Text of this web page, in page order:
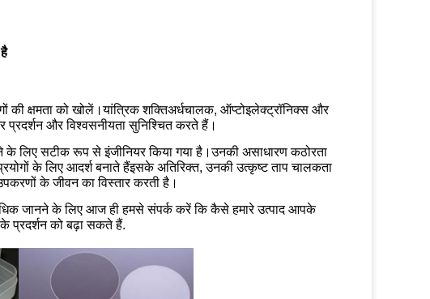
क्षमता को खोलें।यांत्रिक शक्तिअर्धचालक, ऑप्टोइलेक्ट्रॉनिक्स और
प्रदर्शन और विश्वसनीयता सुनिश्चित करते हैं।
के लिए सटीक रूप से इंजीनियर किया गया है।उनकी असाधारण कठोरता
के लिए आदर्श बनाते हैंइसके अतिरिक्त, उनकी उत्कृष्ट ताप चालकता
के जीवन का विस्तार करती है।
जानने के लिए आज ही हमसे संपर्क करें कि कैसे हमारे उत्पाद आपके
को बढ़ा सकते हैं.